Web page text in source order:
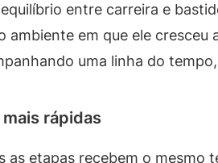
entre carreira e
ambiente em que ele
uma linha do
rápidas
etapas recebem o mesmo